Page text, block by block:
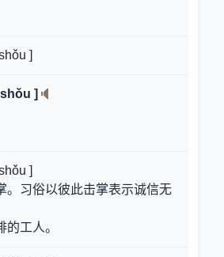
]
]
]
。习俗以彼此击掌表示诚信无
的工人。